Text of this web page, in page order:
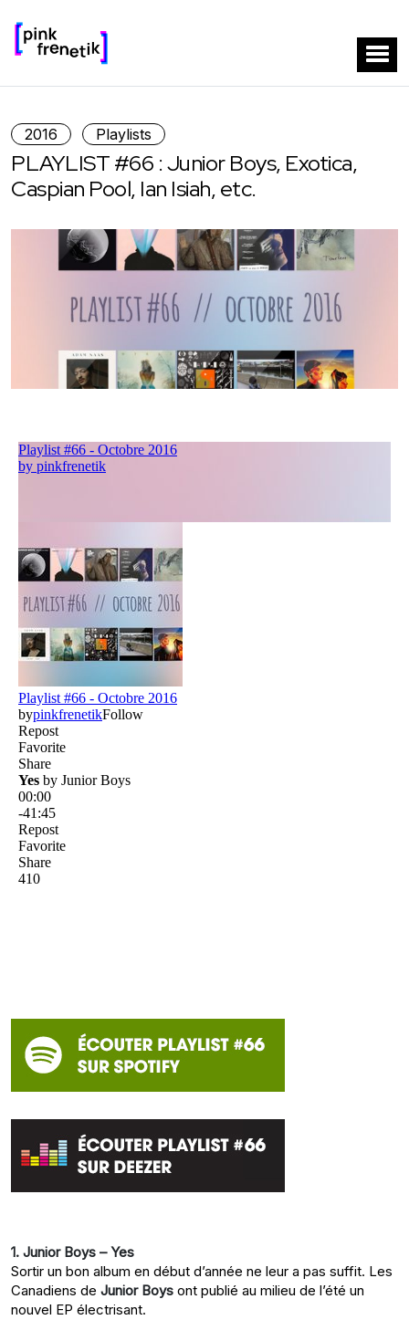
2016 Playlists
PLAYLIST #66 : Junior Boys, Exotica,
Caspian Pool, Ian Isiah, etc.
1. Junior Boys – Yes
Sortir un bon album en début d’année ne leur a pas suffit. Les
Canadiens de Junior Boys ont publié au milieu de l’été un
nouvel EP électrisant.